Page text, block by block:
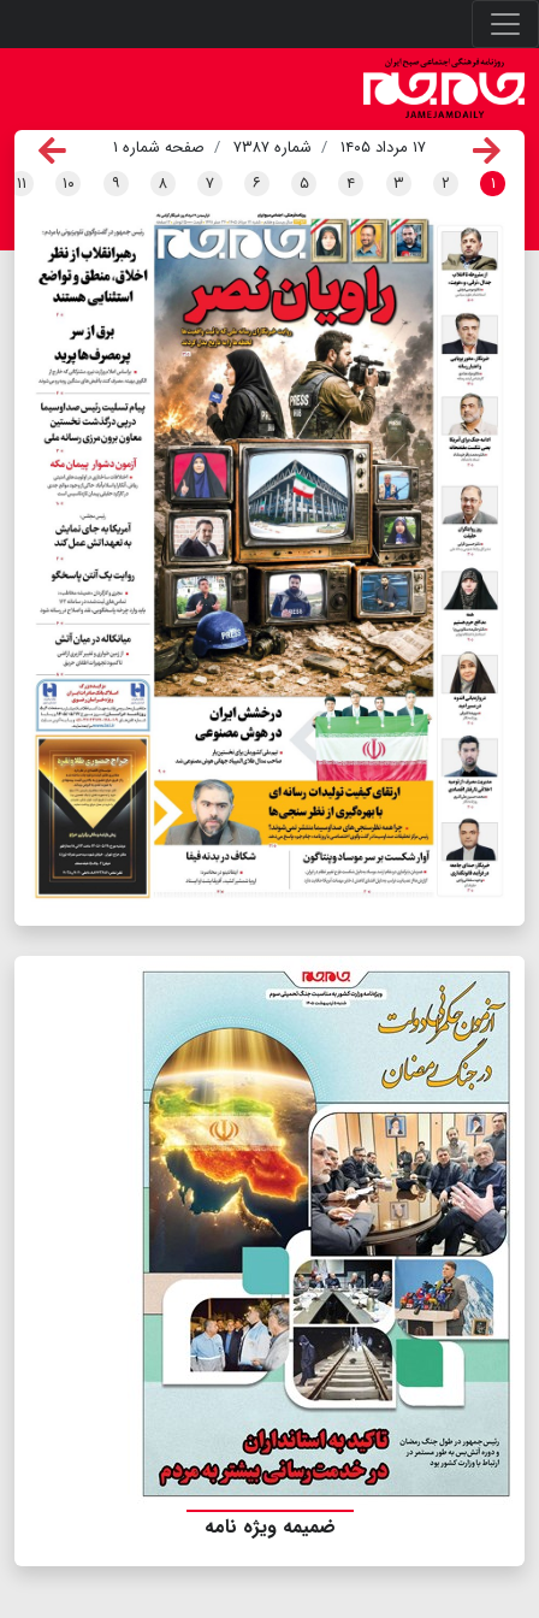
۱۷ مرداد ۱۴۰۵ شماره ۷۳۸۷
صفحه شماره ۱
۱
۲ ۳ ۴ ۵ ۶ ۷ ۸ ۹ ۱۰ ۱۱
ضمیمه ویژه نامه